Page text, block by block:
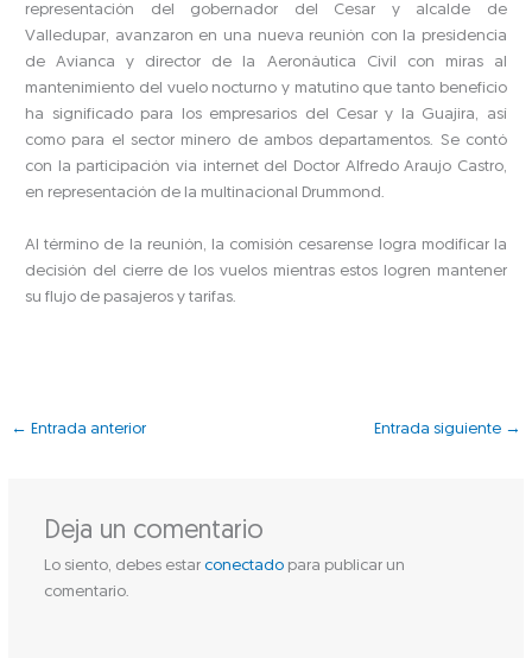
representación del gobernador del Cesar y alcalde de
Valledupar, avanzaron en una nueva reunión con la presidencia
de Avianca y director de la Aeronáutica Civil con miras al
mantenimiento del vuelo nocturno y matutino que tanto beneficio
ha significado para los empresarios del Cesar y la Guajira, así
como para el sector minero de ambos departamentos. Se contó
con la participación vía internet del Doctor Alfredo Araujo Castro,
en representación de la multinacional Drummond.
Al término de la reunión, la comisión cesarense logra modificar la
decisión del cierre de los vuelos mientras estos logren mantener
su flujo de pasajeros y tarifas.
← Entrada anterior Entrada siguiente →
Deja un comentario
Lo siento, debes estar conectadopara publicar un
comentario.